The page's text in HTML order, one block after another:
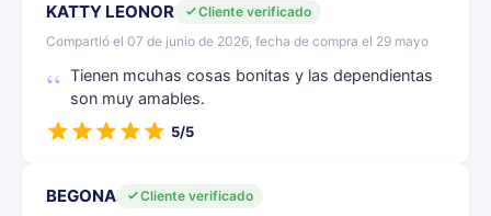
KATTY LEONOR
Cliente verificado
Compartió el 07 de junio de 2026, fecha de compra el 29 mayo
Tienen mcuhas cosas bonitas y las dependientas
son muy amables.
5/5
BEGONA
Cliente verificado